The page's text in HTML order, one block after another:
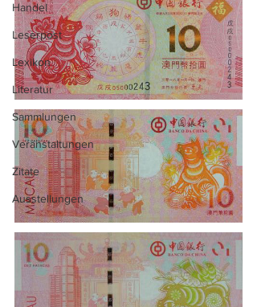
Handel
Leserpost
Lexikon
Literatur
Sammlungen
Veranstaltungen
Zitate
Ausstellungen